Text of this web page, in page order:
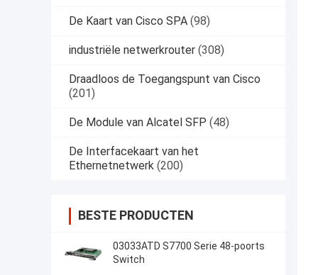
De Kaart van Cisco SPA (98)
industriële netwerkrouter (308)
Draadloos de Toegangspunt van Cisco
(201)
De Module van Alcatel SFP (48)
De Interfacekaart van het
Ethernetnetwerk (200)
BESTE PRODUCTEN
03033ATD S7700 Serie 48-poorts
Switch